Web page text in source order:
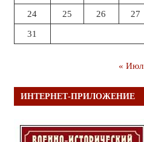
24 25 26 27
31
« Июл
ИНТЕРНЕТ-ПРИЛОЖЕНИЕ